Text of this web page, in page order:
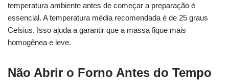
temperatura ambiente antes de começar a preparação é
essencial. A temperatura média recomendada é de 25 graus
Celsius. Isso ajuda a garantir que a massa fique mais
homogênea e leve.
Não Abrir o Forno Antes do Tempo